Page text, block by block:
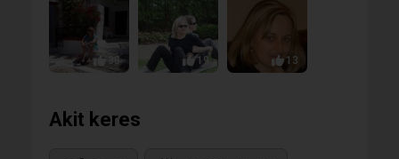
38 19 13
Akit keres